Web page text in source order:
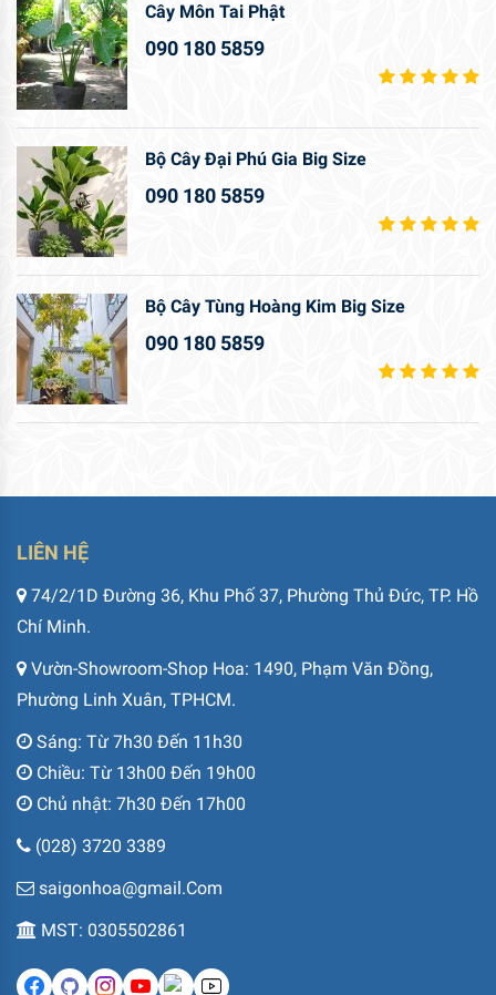
Cây Môn Tai Phật
090 180 5859
Bộ Cây Đại Phú Gia Big Size
090 180 5859
Bộ Cây Tùng Hoàng Kim Big Size
090 180 5859
LIÊN HỆ
74/2/1D Đường 36, Khu Phố 37, Phường Thủ Đức, TP. Hồ
Chí Minh.
Vườn-Showroom-Shop Hoa: 1490, Phạm Văn Đồng,
Phường Linh Xuân, TPHCM.
Sáng: Từ 7h30 Đến 11h30
Chiều: Từ 13h00 Đến 19h00
Chủ nhật: 7h30 Đến 17h00
(028) 3720 3389
saigonhoa@gmail.Com
MST: 0305502861